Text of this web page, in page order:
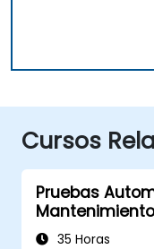
Cursos
Pruebas
Mantenimiento
35 Horas